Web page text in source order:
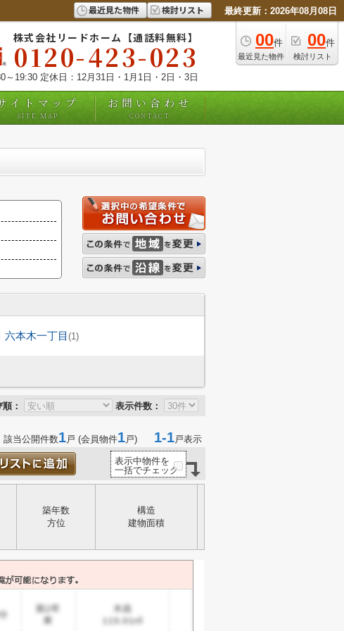
最近見た物件 検討リスト 最終更新：2026年08月08日
00件
最近見た物件
00件
検討リスト
株式会社リードホーム【通話料無料】
0120-423-023
～19:30 定休日：12月31日・1月1日・2日・3日
イトマップ
SITE MAP
お問い合わせ
CONTACT
六本木一丁目 (1)
： 表示件数：
該当公開件数1戸 (会員物件1戸) 1-1戸表示
表示中物件を
一括でチェック
築年数
方位
構造
建物面積